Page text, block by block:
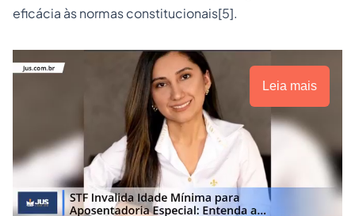
eficácia às normas constitucionais[5].
Leia mais